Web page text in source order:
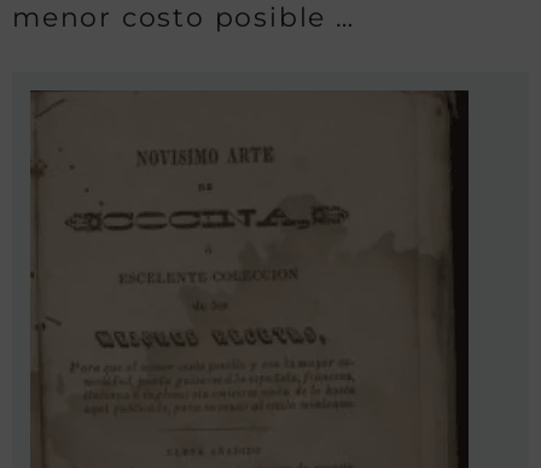
menor costo posible …